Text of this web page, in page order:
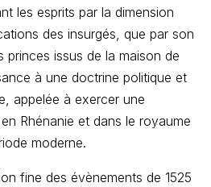
les esprits par la dimension
des insurgés, que par son
princes issus de la maison de
à une doctrine politique et
appelée à exercer une
Rhénanie et dans le royaume
moderne.
fine des évènements de 1525